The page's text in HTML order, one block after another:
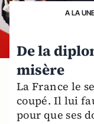
A LA
De la
misère
La France le
coupé. Il lui
pour que ses